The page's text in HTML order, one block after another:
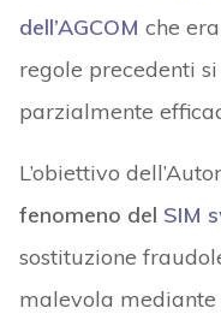
dell’AGCOM che
regole precedenti
parzialmente
L’obiettivo
fenomeno del SIM
sostituzione
malevola